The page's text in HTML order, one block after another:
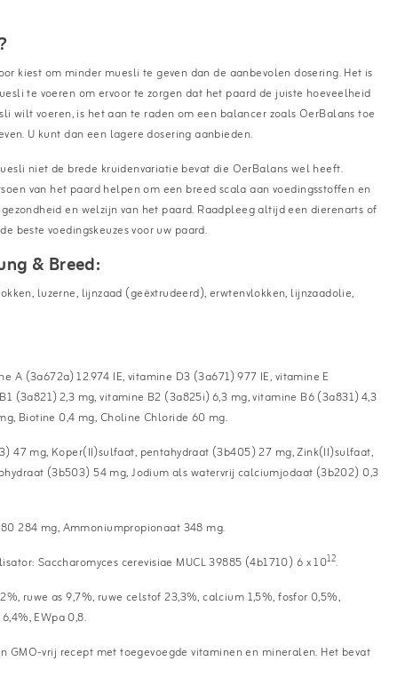
kiest om minder muesli te geven dan de aanbevolen dosering. Het is
te voeren om ervoor te zorgen dat het paard de juiste hoeveelheid
wilt voeren, is het aan te raden om een balancer zoals OerBalans toe
U kunt dan een lagere dosering aanbieden.
niet de brede kruidenvariatie bevat die OerBalans wel heeft.
van het paard helpen om een breed scala aan voedingsstoffen en
en welzijn van het paard. Raadpleeg altijd een dierenarts of
beste voedingskeuzes voor uw paard.
& Breed:
luzerne, lijnzaad (geëxtrudeerd), erwtenvlokken, lijnzaadolie,
A (3a672a) 12.974 IE, vitamine D3 (3a671) 977 IE, vitamine E
(3a821) 2,3 mg, vitamine B2 (3a825i) 6,3 mg, vitamine B6 (3a831) 4,3
Biotine 0,4 mg, Choline Chloride 60 mg.
47 mg, Koper(II)sulfaat, pentahydraat (3b405) 27 mg, Zink(II)sulfaat,
(3b503) 54 mg, Jodium als watervrij calciumjodaat (3b202) 0,3
284 mg, Ammoniumpropionaat 348 mg.
Saccharomyces cerevisiae MUCL 39885 (4b1710) 6 x 1012.
ruwe as 9,7%, ruwe celstof 23,3%, calcium 1,5%, fosfor 0,5%,
EWpa 0,8.
GMO-vrij recept met toegevoegde vitaminen en mineralen. Het bevat